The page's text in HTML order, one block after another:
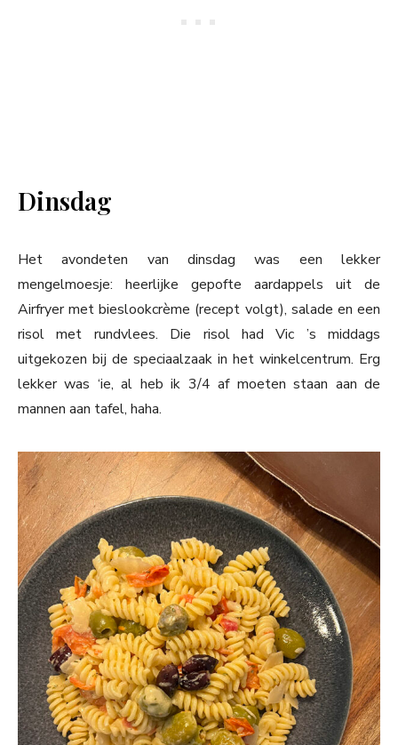
Dinsdag
Het avondeten van dinsdag was een lekker
mengelmoesje: heerlijke gepofte aardappels uit de
Airfryer met bieslookcrème (recept volgt), salade en een
risol met rundvlees. Die risol had Vic ’s middags
uitgekozen bij de speciaalzaak in het winkelcentrum. Erg
lekker was ‘ie, al heb ik 3/4 af moeten staan aan de
mannen aan tafel, haha.